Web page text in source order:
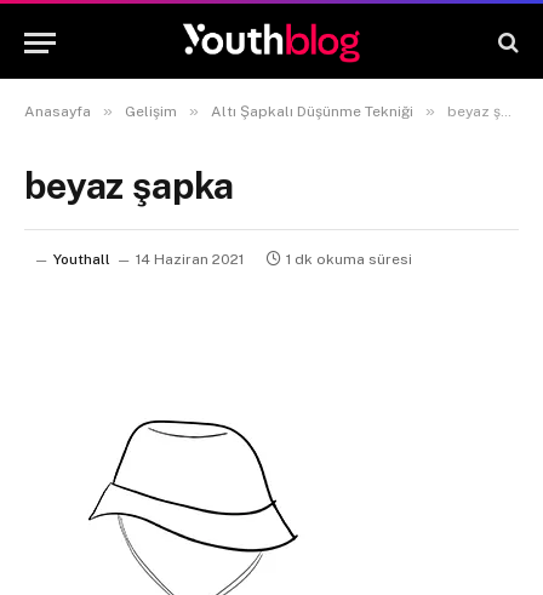
Anasayfa » Gelişim » Altı Şapkalı Düşünme Tekniği » beyaz şapka
beyaz şapka
Youthall 14 Haziran 2021 1 dk okuma süresi